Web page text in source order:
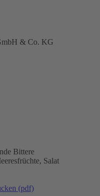
& Co. KG
Bittere
Salat
(pdf)